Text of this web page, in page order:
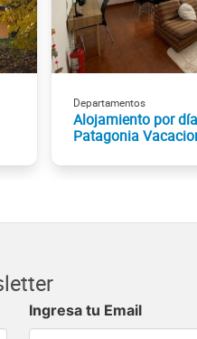
Departamentos
Alojamiento por
Patagonia
Ingresa tu Email